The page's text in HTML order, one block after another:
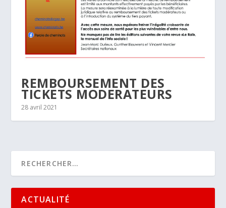
REMBOURSEMENT DES
TICKETS MODERATEURS
28 avril 2021
ACTUALITÉ